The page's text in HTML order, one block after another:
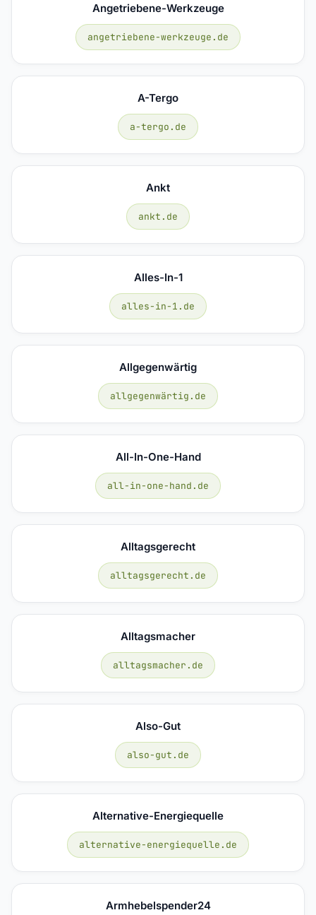
Angetriebene-Werkzeuge
angetriebene-werkzeuge.de
A-Tergo
a-tergo.de
Ankt
ankt.de
Alles-In-1
alles-in-1.de
Allgegenwärtig
allgegenwärtig.de
All-In-One-Hand
all-in-one-hand.de
Alltagsgerecht
alltagsgerecht.de
Alltagsmacher
alltagsmacher.de
Also-Gut
also-gut.de
Alternative-Energiequelle
alternative-energiequelle.de
Armhebelspender24